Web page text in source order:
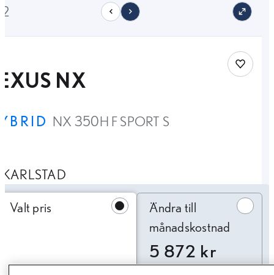
NX
NX 350H F SPORT S
Spara
KARLSTAD
Valt pris
Ändra till
månadskostnad
5 872 kr